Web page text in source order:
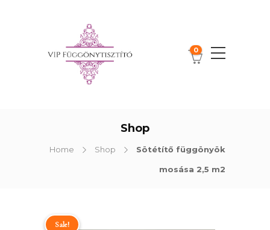
0
Shop
Home Shop Sötétítő függönyök
mosása 2,5 m2
Sale!